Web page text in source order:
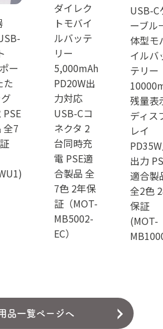
ー
た
全7
ダイレク
トモバイ
ルバッテ
リー
5,000mAh
PD20W出
力対応
USB-Cコ
ネクタ 2
台同時充
電 PSE適
合製品 全
7色 2年保
証（MOT-
MB5002-
EC）
USB-C
ーブル
体型モ
イルバ
テリー
残量表
ディス
レイ
出力
適合製
全2色
保証
(MOT-
品一覧ページへ